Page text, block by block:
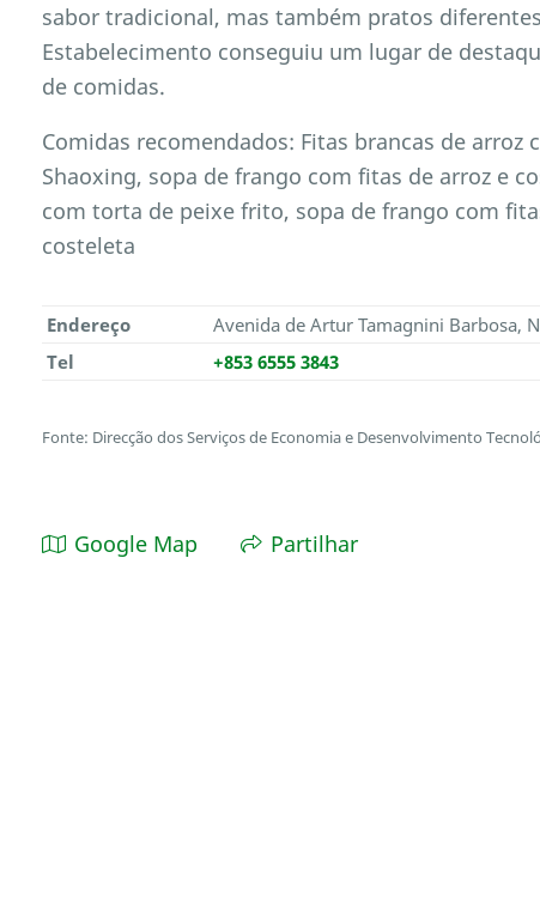
sabor tradicional, mas também pratos
Estabelecimento conseguiu um lugar de
de comidas.
Comidas recomendados: Fitas brancas de
Shaoxing, sopa de frango com fitas de arroz e
com torta de peixe frito, sopa de frango com
costeleta
Endereço
Avenida de Artur Tamagnini Barbosa,
Tel
+853 6555 3843
Fonte: Direcção dos Serviços de Economia e Desenvolvimento
Google Map Partilhar